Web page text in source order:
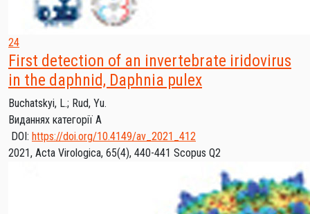
24
First detection of an invertebrate iridovirus
in the daphnid, Daphnia pulex
Buchatskyi, L.; Rud, Yu.
Виданнях категорії А
DOI: https://doi.org/10.4149/av_2021_412
2021, Acta Virologica, 65(4), 440-441 Scopus Q2